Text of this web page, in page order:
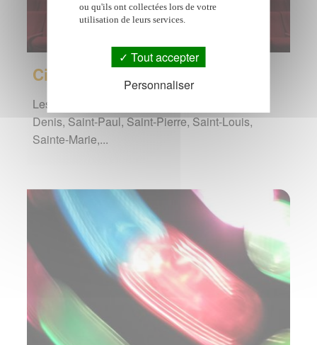
Cinéma
Les cinémas de l'île de la Réunion : à Saint-
Denis, Saint-Paul, Saint-Pierre, Saint-Louis,
Sainte-Marie,...
ou qu'ils ont collectées lors de votre
utilisation de leurs services.
Tout accepter
Personnaliser